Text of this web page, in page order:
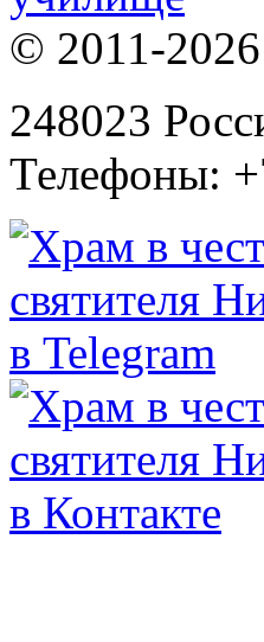
© 2011-2026
248023
Телефоны: